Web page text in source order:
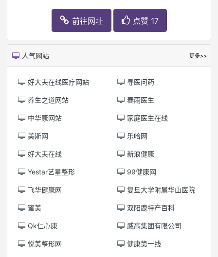
前往网址 点赞 17
人气网站 更多>>
好大夫在线医疗网站 寻医问药
养生之道网站 春雨医生
中华康网站 家庭医生在线
美斯网 乐哈网
好大夫在线 新浪健康
Yestar艺星整形 99健康网
飞华健康网 复旦大学附属华山医院
蜜美 双阳鹿特产百科
Qk仁心康 威高集团有限公司
悦美整形网 健康第一线